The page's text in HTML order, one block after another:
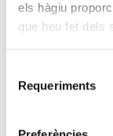
els hàgiu
que heu fet dels
Requeriments